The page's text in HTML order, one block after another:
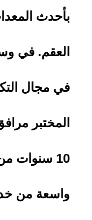
بأحدث
العقم. في
في مجال
المختبر
10 سنوات
واسعة من